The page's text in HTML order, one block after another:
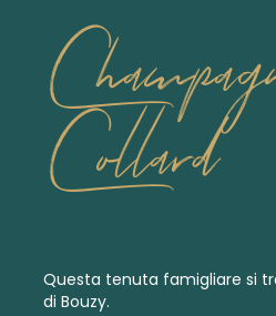
Collard
Questa tenuta famigliare si
di Bouzy.